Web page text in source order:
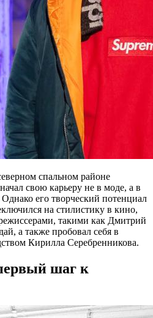
спальном районе
свою карьеру не в моде, а в
его творческий потенциал
на стилистику в кино,
такими как Дмитрий
а также пробовал себя в
Кирилла Серебренникова.
шаг к